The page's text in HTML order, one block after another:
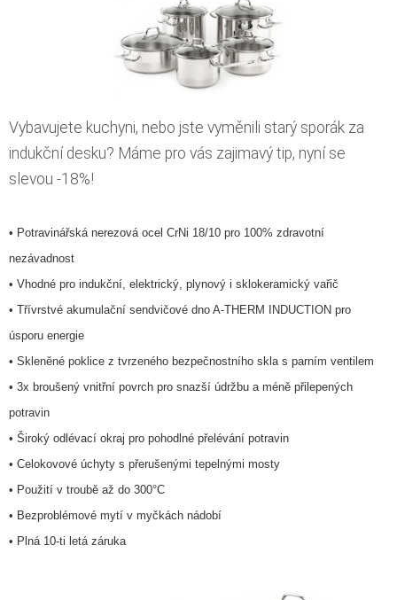
Vybavujete kuchyni, nebo jste vyměnili starý sporák za
indukční desku? Máme pro vás zajimavý tip, nyní se
slevou -18%!
• Potravinářská nerezová ocel CrNi 18/10 pro 100% zdravotní
nezávadnost
• Vhodné pro indukční, elektrický, plynový i sklokeramický vařič
• Třívrstvé akumulační sendvičové dno A-THERM INDUCTION pro
úsporu energie
• Skleněné poklice z tvrzeného bezpečnostního skla s parním ventilem
• 3x broušený vnitřní povrch pro snazší údržbu a méně přilepených
potravin
• Široký odlévací okraj pro pohodlné přelévání potravin
• Celokovové úchyty s přerušenými tepelnými mosty
• Použití v troubě až do 300°C
• Bezproblémové mytí v myčkách nádobí
• Plná 10-ti letá záruka